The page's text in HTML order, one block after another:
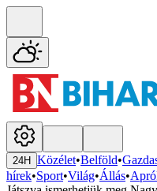
24H Közélet•Belföld•
hírek•Sport•Világ•Állás•